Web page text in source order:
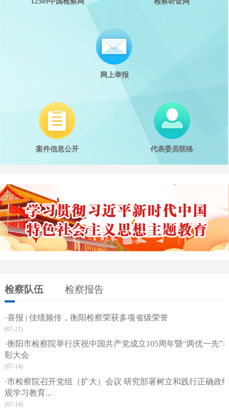
网上举报
案件信息公开 代表委员联络
检察队伍 检察报告
·喜报 | 佳绩频传，衡阳检察荣获多项省级荣誉
(07-21)
·衡阳市检察院举行庆祝中国共产党成立105周年暨“两优一先”
彰大会
(07-14)
·市检察院召开党组（扩大）会议 研究部署树立和践行正确政
观学习教育...
(07-14)